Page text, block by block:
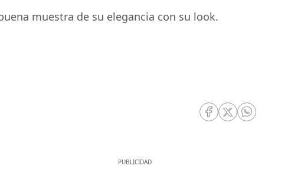
muestra de su elegancia con su look.
RRSS Facebook
RRSS Twitter
RRSS